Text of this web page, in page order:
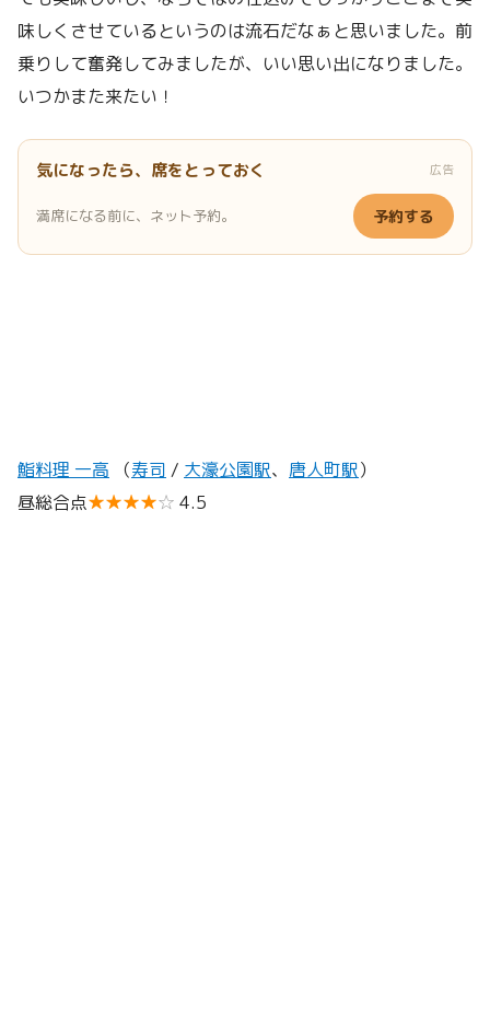
味しくさせているというのは流石だなぁと思いました。前
乗りして奮発してみましたが、いい思い出になりました。
いつかまた来たい！
気になったら、席をとっておく 広告
満席になる前に、ネット予約。 予約する
鮨料理 一高 （寿司 / 大濠公園駅、 唐人町駅）
昼総合点★★★★☆ 4.5